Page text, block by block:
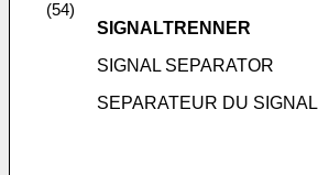
(54)
SIGNALTRENNER
SIGNAL SEPARATOR
SEPARATEUR DU SIGNAL